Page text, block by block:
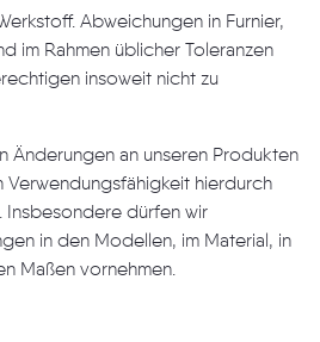
Abweichungen in Furnier,
im Rahmen üblicher Toleranzen
insoweit nicht zu
Änderungen an unseren Produkten
hierdurch
dürfen wir
in den Modellen, im Material, in
Maßen vornehmen.